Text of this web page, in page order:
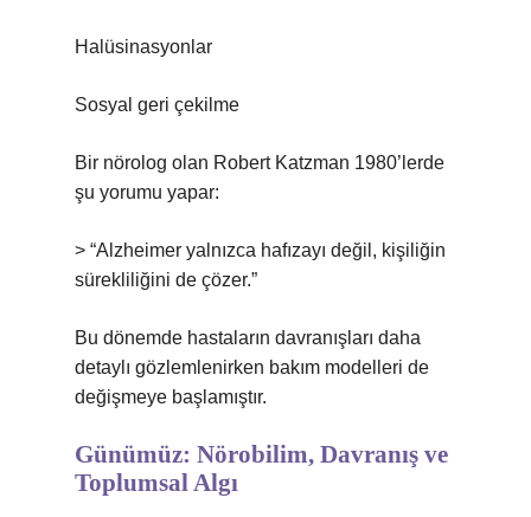
Halüsinasyonlar
Sosyal geri çekilme
Bir nörolog olan Robert Katzman 1980’lerde
şu yorumu yapar:
> “Alzheimer yalnızca hafızayı değil, kişiliğin
sürekliliğini de çözer.”
Bu dönemde hastaların davranışları daha
detaylı gözlemlenirken bakım modelleri de
değişmeye başlamıştır.
Günümüz: Nörobilim, Davranış ve
Toplumsal Algı